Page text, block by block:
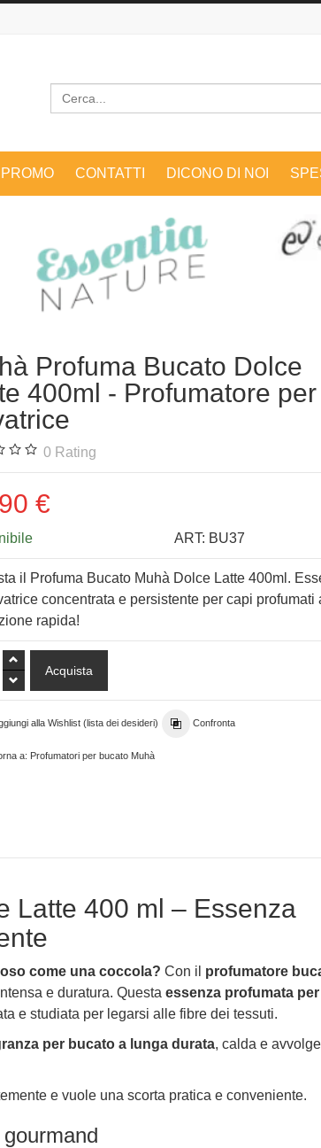
Cerca
PROMO CONTATTI DICONO DI NOI
Profuma Bucato Dolce
400ml - Profumatore per
0 Rating
€
ART: BU37
il Profuma Bucato Muhà Dolce Latte 400ml.
concentrata e persistente per capi profumati
rapida!
alla Wishlist (lista dei desideri) Confronta
a: Profumatori per bucato Muhà
Latte 400 ml – Essenza
come una coccola? Con il profumatore
e duratura. Questa essenza profumata per
e studiata per legarsi alle fibre dei tessuti.
per bucato a lunga durata, calda e
e vuole una scorta pratica e conveniente.